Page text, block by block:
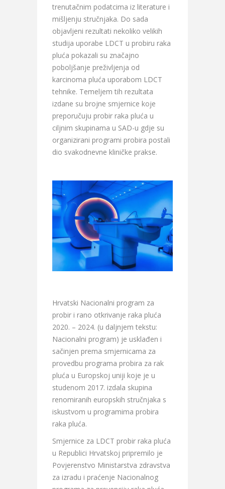
trenutačnim podatcima iz literature i
mišljenju stručnjaka. Do sada
objavljeni rezultati nekoliko velikih
studija uporabe LDCT u probiru raka
pluća pokazali su značajno
poboljšanje preživljenja od
karcinoma pluća uporabom LDCT
tehnike. Temeljem tih rezultata
izdane su brojne smjernice koje
preporučuju probir raka pluća u
ciljnim skupinama u SAD-u gdje su
organizirani programi probira postali
dio svakodnevne kliničke prakse.
Hrvatski Nacionalni program za
probir i rano otkrivanje raka pluća
2020. – 2024. (u daljnjem tekstu:
Nacionalni program) je usklađen i
sačinjen prema smjernicama za
provedbu programa probira za rak
pluća u Europskoj uniji koje je u
studenom 2017. izdala skupina
renomiranih europskih stručnjaka s
iskustvom u programima probira
raka pluća.
Smjernice za LDCT probir raka pluća
u Republici Hrvatskoj pripremilo je
Povjerenstvo Ministarstva zdravstva
za izradu i praćenje Nacionalnog